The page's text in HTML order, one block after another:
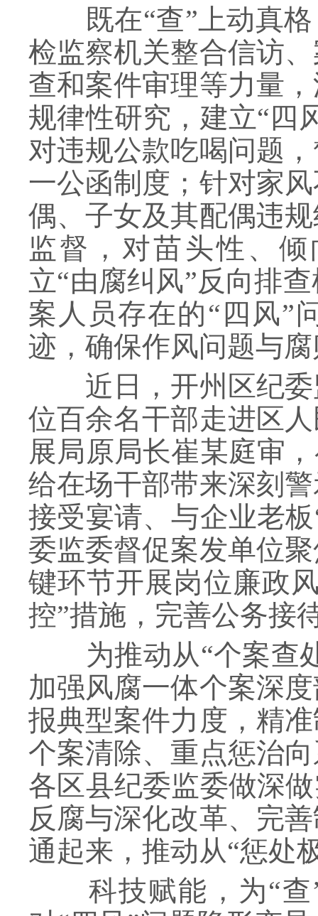
既在“查”上动真格
检监察机关整合信访
查和案件审理等力量
规律性研究，建立“四
对违规公款吃喝问题
一公函制度；针对家
偶、子女及其配偶违
监督，对苗头性、
立“由腐纠风”反向排
案人员存在的“四风”
迹，确保作风问题与
近日，开州区纪委
位百余名干部走进区
展局原局长崔某庭审
给在场干部带来深刻
接受宴请、与企业老
委监委督促案发单位
键环节开展岗位廉政
控”措施，完善公务接
为推动从“个案查处
加强风腐一体个案深
报典型案件力度，精
个案清除、重点惩治
各区县纪委监委做深
反腐与深化改革、完
通起来，推动从“惩处
科技赋能，为“查